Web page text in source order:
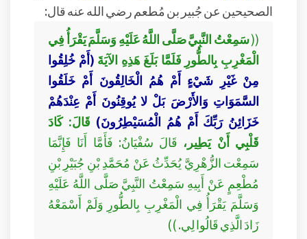
الصحيحين عن جُبير بن مُطعم رضي الله عنه قال:
((سَمِعْتُ النَّبِيَّ صَلَّى اللَّهُ عَلَيْهِ وَسَلَّمَ يَقْرَأُ فِي
الْمَغْرِبِ بِالطُّورِ فَلَمَّا بَلَغَ هَذِهِ الآيَةَ (أَمْ خُلِقُوا
مِنْ غَيْرِ شَيْءٍ أَمْ هُمُ الْخَالِقُونَ أَمْ خَلَقُوا
السَّمَوَاتِ وَالأَرْضَ بَلْ لا يُوقِنُونَ أَمْ عِنْدَهُمْ
خَزَائِنُ رَبِّكَ أَمْ هُمُ الْمُسَيْطِرُونَ) قَالَ: كَادَ
قَلْبِي أَنْ يَطِير، قَالَ سُفْيَانُ: فَأَمَّا أَنَا فَإِنَّمَا
سَمِعْت الزُّهْرِيَّ يُحَدِّثُ عَنْ مُحَمَّدِ بْنِ جُبَيْرِ بْنِ
مُطْعِمٍ عَنْ أَبِيهِ سَمِعْتُ النَّبِيَّ صَلَّى اللَّهُ عَلَيْهِ
وَسَلَّمَ يَقْرَأُ فِي الْمَغْرِبِ بِالطُّورِ وَلَمْ أَسْمَعْهُ
زَادَ الَّذِي قَالُوا لِي. ))